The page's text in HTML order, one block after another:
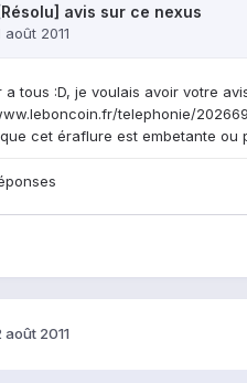
août 2011